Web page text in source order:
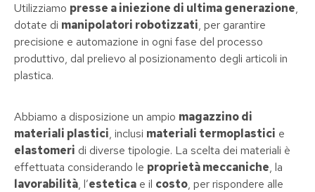
Utilizziamo presse a iniezione di ultima generazione,
dotate di manipolatori robotizzati, per garantire
precisione e automazione in ogni fase del processo
produttivo, dal prelievo al posizionamento degli articoli in
plastica.
Abbiamo a disposizione un ampio magazzino di
materiali plastici, inclusi materiali termoplastici e
elastomeri di diverse tipologie. La scelta dei materiali è
effettuata considerando le proprietà meccaniche, la
lavorabilità, l’estetica e il costo, per rispondere alle